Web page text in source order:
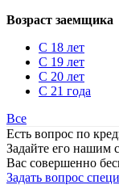
Возраст заемщика
С 18 лет
С 19 лет
С 20 лет
С 21 года
Все
Есть вопрос по
Задайте его нашим
Вас совершенно
Задать вопрос